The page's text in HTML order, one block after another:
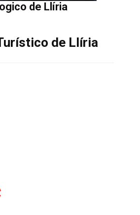
de Llíria
de Llíria